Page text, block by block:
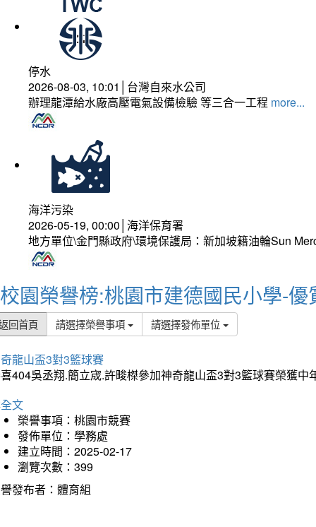
停水
2026-08-03, 10:01│台灣自來水公司
辦理龍潭給水廠高壓電氣設備檢驗 等三合一工程 more...
海洋污染
2026-05-19, 00:00│海洋保育署
地方單位\金門縣政府\環境保護局：新加坡籍油輪Sun
校園榮譽榜:桃園市建德國民小學-優
回首頁 請選擇榮譽事項 請選擇發佈單位
龍山盃3對3籃球賽
404吳丞翔.簡立宬.許畯榤參加神奇龍山盃3對3籃球賽榮獲中
文
榮譽事項：桃園市競賽
發佈單位：學務處
建立時間：2025-02-17
瀏覽次數：399
發布者：體育組